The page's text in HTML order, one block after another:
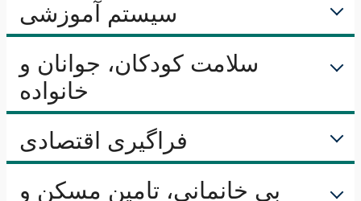
سیستم آموزشی
سلامت کودکان، جوانان و
خانواده
فراگیری اقتصادی
بی خانمانی، تامین مسکن و